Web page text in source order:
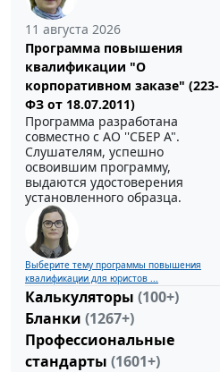
11 августа 2026
Программа повышения
квалификации "О
корпоративном заказе" (223-
ФЗ от 18.07.2011)
Программа разработана
совместно с АО ''СБЕР А".
Слушателям, успешно
освоившим программу,
выдаются удостоверения
установленного образца.
Выберите тему программы повышения
квалификации для юристов ...
Калькуляторы (100+)
Бланки (1267+)
Профессиональные
стандарты (1601+)